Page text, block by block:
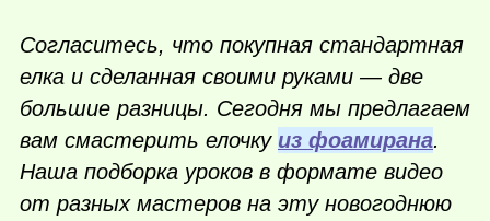
Согласитесь, что покупная стандартная
елка и сделанная своими руками — две
большие разницы. Сегодня мы предлагаем
вам смастерить елочку из фоамирана.
Наша подборка уроков в формате видео
от разных мастеров на эту новогоднюю